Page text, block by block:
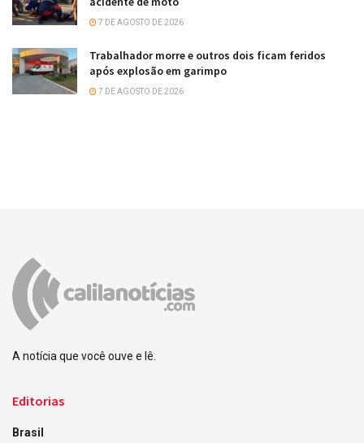
7 DE AGOSTO DE 2026
Trabalhador morre e outros dois ficam feridos
após explosão em garimpo
7 DE AGOSTO DE 2026
A notícia que você ouve e lê.
Editorias
Brasil